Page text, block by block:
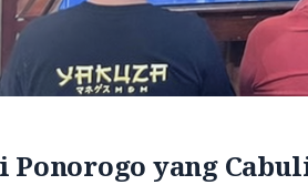
Ponorogo yang